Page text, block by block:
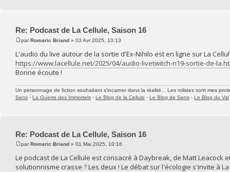
Re: Podcast de La Cellule, Saison 16
parRomaric Briand » 03 Avr 2025, 10:13
L'audio du live autour de la sortie d'Ex-Nihilo est en ligne sur La
https://www.lacellule.net/2025/04/audio-livetwitch-n19-sortie-de-
Bonne écoute !
Un personnage de fiction souhaitant s'incarner dans la réalité... Les rolistes sont mes
Sens - La Guerre des Immortels - Le Blog de la Cellule - Le Blog de Sens - Le Blog du Val
Re: Podcast de La Cellule, Saison 16
parRomaric Briand » 01 Mai 2025, 10:16
Le podcast de La Cellule est consacré à Daybreak, de Matt
solutionnisme crasse ? Les deux ! Le débat sur l'écologie s'invite à La